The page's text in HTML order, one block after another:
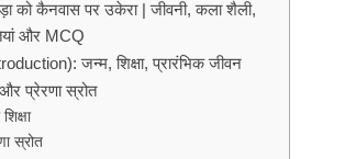
को कैनवास पर उकेरा | जीवनी, कला शैली,
और MCQ
जन्म, शिक्षा, प्रारंभिक जीवन
और प्रेरणा स्रोत
स्रोत